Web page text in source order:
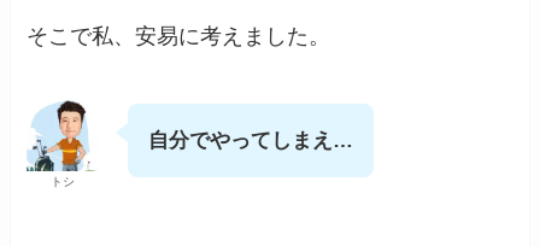
そこで私、安易に考えました。
トシ
自分でやってしまえ…